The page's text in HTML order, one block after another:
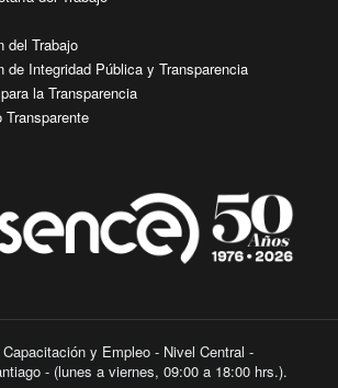
del Trabajo
de Integridad Pública y Transparencia
la Transparencia
Transparente
y Empleo - Nivel Central -
- (lunes a viernes, 09:00 a 18:00 hrs.).